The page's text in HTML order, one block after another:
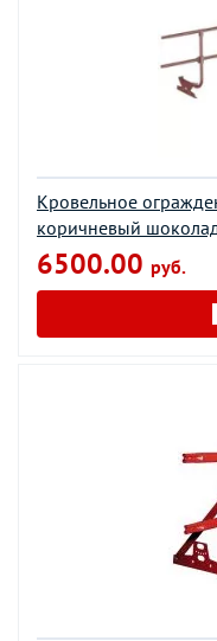
Кровельное
коричневый
6500.00 руб.